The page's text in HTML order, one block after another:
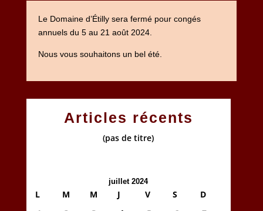
Le Domaine d’Étilly sera fermé pour congés
annuels du 5 au 21 août 2024.
Nous vous souhaitons un bel été.
Articles récents
(pas de titre)
juillet 2024
L M M J V S
D